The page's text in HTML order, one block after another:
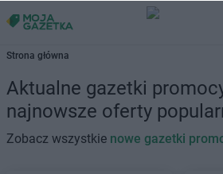
Strona główna
Aktualne gazetki
najnowsze oferty
Zobacz wszystkie nowe gazetki